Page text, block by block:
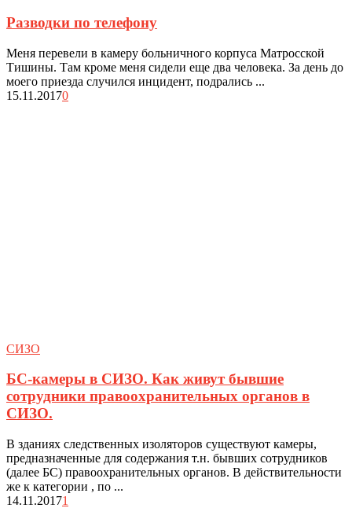
Разводки по телефону
Меня перевели в камеру больничного корпуса Матросской
Тишины. Там кроме меня сидели еще два человека. За день до
моего приезда случился инцидент, подрались ...
15.11.20170
СИЗО
БС-камеры в СИЗО. Как живут бывшие
сотрудники правоохранительных органов в
СИЗО.
В зданиях следственных изоляторов существуют камеры,
предназначенные для содержания т.н. бывших сотрудников
(далее БС) правоохранительных органов. В действительности
же к категории , по ...
14.11.20171